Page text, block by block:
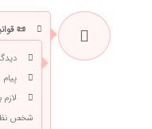
📜
شخص نظر